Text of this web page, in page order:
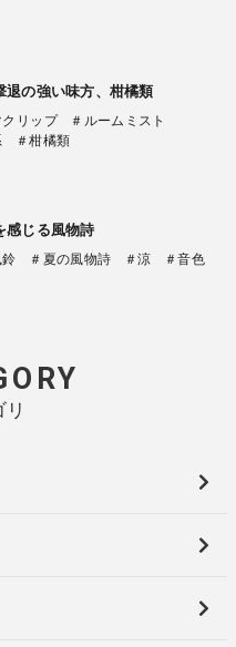
退の強い味方、柑橘類
クリップ
＃ルームミスト
＃柑橘類
感じる風物詩
鈴 ＃夏の風物詩 ＃涼
＃音色
リ